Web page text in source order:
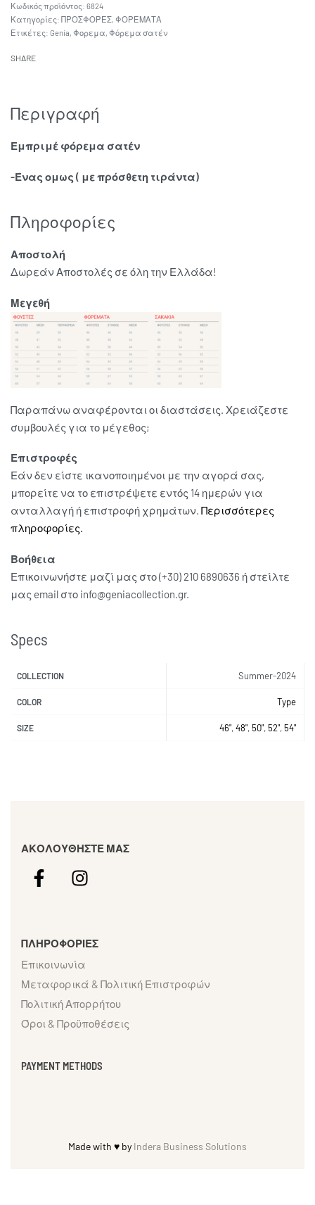
6824
Κατηγορίες: ΠΡΟΣΦΟΡΕΣ, ΦΟΡΕΜΑΤΑ
Ετικέτες: Genia, Φορεμα, Φόρεμα σατέν
SHARE
Περιγραφή
Εμπριμέ φόρεμα σατέν
-Ένας ομως ( με πρόσθετη τιράντα)
Πληροφορίες
Αποστολή
Δωρεάν Αποστολές σε όλη την Ελλάδα!
Μεγεθή
Παραπάνω αναφέρονται οι διαστάσεις. Χρειάζεστε
συμβουλές για το μέγεθος;
Επιστροφές
Εάν δεν είστε ικανοποιημένοι με την αγορά σας,
μπορείτε να το επιστρέψετε εντός 14 ημερών για
ανταλλαγή ή επιστροφή χρημάτων. Περισσότερες
πληροφορίες.
Βοήθεια
Επικοινωνήστε μαζί μας στο (+30) 210 6890636 ή στείλτε
μας email στο info@geniacollection.gr.
Specs
COLLECTION Summer-2024
COLOR Type
SIZE 46",48",50",52",54"
ΑΚΟΛΟΥΘΗΣΤΕ ΜΑΣ
ΠΛΗΡΟΦΟΡΙΕΣ
Επικοινωνία
Μεταφορικά & Πολιτική Επιστροφών
Πολιτική Απορρήτου
Όροι & Προϋποθέσεις
PAYMENT METHODS
Made with ♥ by Indera Business Solutions